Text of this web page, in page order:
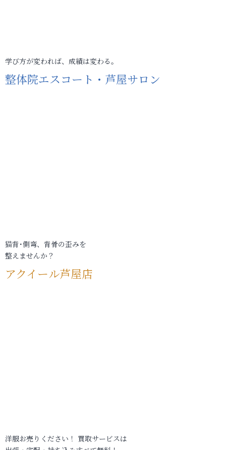
学び方が変われば、成績は変わる。
整体院エスコート・芦屋サロン
猫背･側弯、背骨の歪みを
整えませんか？
アクイール芦屋店
洋服お売りください！ 買取サービスは